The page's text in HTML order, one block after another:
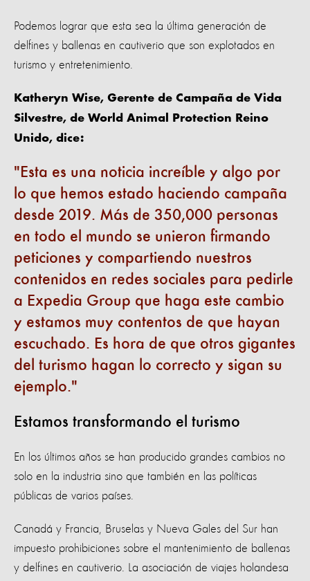
Podemos lograr que esta sea la última generación de
delfines y ballenas en cautiverio que son explotados en
turismo y entretenimiento.
Katheryn Wise, Gerente de Campaña de Vida
Silvestre, de World Animal Protection Reino
Unido, dice:
Esta es una noticia increíble y algo por
lo que hemos estado haciendo campaña
desde 2019. Más de 350,000 personas
en todo el mundo se unieron firmando
peticiones y compartiendo nuestros
contenidos en redes sociales para pedirle
a Expedia Group que haga este cambio
y estamos muy contentos de que hayan
escuchado. Es hora de que otros gigantes
del turismo hagan lo correcto y sigan su
ejemplo.
Estamos transformando el turismo
En los últimos años se han producido grandes cambios no
solo en la industria sino que también en las políticas
públicas de varios países.
Canadá y Francia, Bruselas y Nueva Gales del Sur han
impuesto prohibiciones sobre el mantenimiento de ballenas
y delfines en cautiverio. La asociación de viajes holandesa